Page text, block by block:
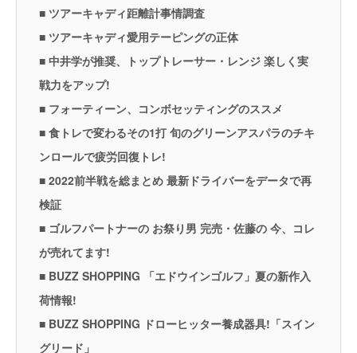
■ ツアーキャディ距離計事情調査
■ ツアーキャディ愛用テーピングの正体
■ 中井学が推奨、トップトレーサー・レンジ 楽しく実
戦力をアップ!
■ フォーティーン、コンボセッティングのススメ
■ 食トレで変わるその1打 旬のグリーンアスパラのチキ
ンロールで疲労回復トレ!
■ 2022前半戦を総まとめ 最新ドライバーをデータで再
検証
■ ゴルフパートナーの お祭り男 完売・佐藤の 今、コレ
が売れてます!
■ BUZZ SHOPPING 「エドウインゴルフ」夏の新作入
荷情報!
■ BUZZ SHOPPING ドローヒッター養成器具!「スイン
グリード」